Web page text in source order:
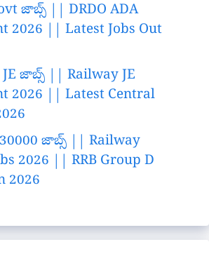
జాబ్స్ || DRDO ADA
2026 || Latest Jobs Out
జాబ్స్ || Railway JE
2026 || Latest Central
30000 జాబ్స్ || Railway
2026 || RRB Group D
2026